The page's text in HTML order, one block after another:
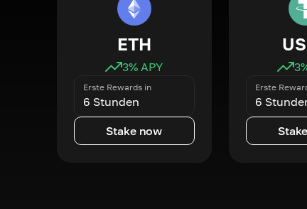
ETH
3% APY
Erste Rewards in
6 Stunden
Stake now
3
Erste
6